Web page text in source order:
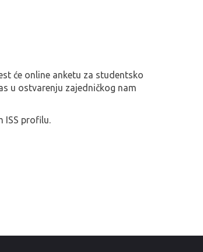
će online anketu za studentsko
u ostvarenju zajedničkog nam
ISS profilu.